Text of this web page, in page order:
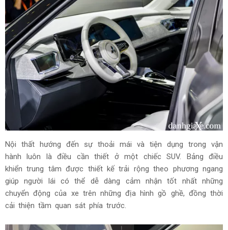
Nội thất hướng đến sự thoải mái và tiện dụng trong vận
hành luôn là điều cần thiết ở một chiếc SUV. Bảng điều
khiển trung tâm được thiết kế trải rộng theo phương ngang
giúp người lái có thể dễ dàng cảm nhận tốt nhất những
chuyển động của xe trên những địa hình gồ ghề, đồng thời
cải thiện tầm quan sát phía trước.